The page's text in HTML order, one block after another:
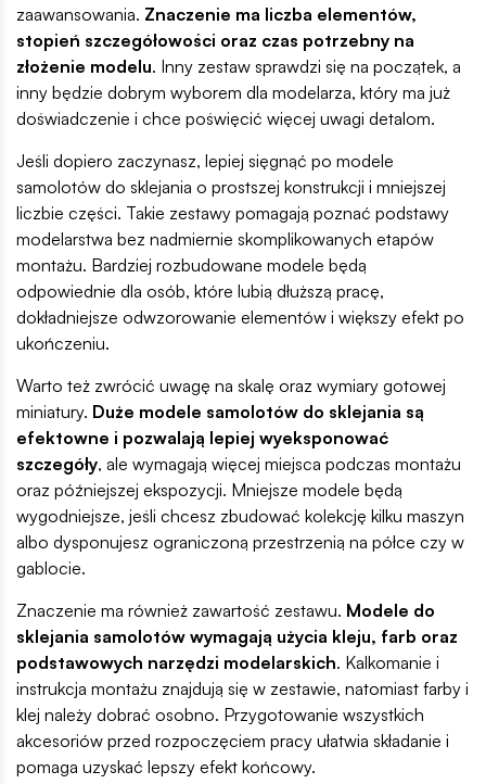
zaawansowania. Znaczenie ma liczba elementów,
stopień szczegółowości oraz czas potrzebny na
złożenie modelu. Inny zestaw sprawdzi się na początek, a
inny będzie dobrym wyborem dla modelarza, który ma już
doświadczenie i chce poświęcić więcej uwagi detalom.
Jeśli dopiero zaczynasz, lepiej sięgnąć po modele
samolotów do sklejania o prostszej konstrukcji i mniejszej
liczbie części. Takie zestawy pomagają poznać podstawy
modelarstwa bez nadmiernie skomplikowanych etapów
montażu. Bardziej rozbudowane modele będą
odpowiednie dla osób, które lubią dłuższą pracę,
dokładniejsze odwzorowanie elementów i większy efekt po
ukończeniu.
Warto też zwrócić uwagę na skalę oraz wymiary gotowej
miniatury. Duże modele samolotów do sklejania są
efektowne i pozwalają lepiej wyeksponować
szczegóły, ale wymagają więcej miejsca podczas montażu
oraz późniejszej ekspozycji. Mniejsze modele będą
wygodniejsze, jeśli chcesz zbudować kolekcję kilku maszyn
albo dysponujesz ograniczoną przestrzenią na półce czy w
gablocie.
Znaczenie ma również zawartość zestawu. Modele do
sklejania samolotów wymagają użycia kleju, farb oraz
podstawowych narzędzi modelarskich. Kalkomanie i
instrukcja montażu znajdują się w zestawie, natomiast farby i
klej należy dobrać osobno. Przygotowanie wszystkich
akcesoriów przed rozpoczęciem pracy ułatwia składanie i
pomaga uzyskać lepszy efekt końcowy.